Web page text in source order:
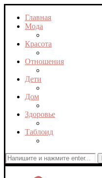
Главная
Мода
Красота
Отношения
Дети
Дом
Здоровье
Таблоид